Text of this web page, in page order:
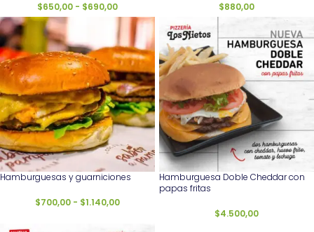
$650,00 - $690,00 $880,00
Hamburguesas y guarniciones
$700,00 - $1.140,00
Hamburguesa Doble Cheddar con
papas fritas
$4.500,00